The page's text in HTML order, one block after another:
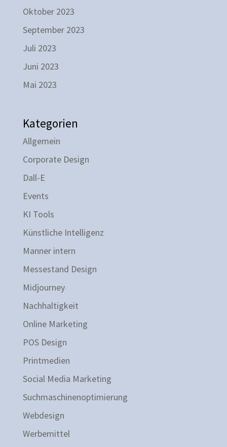
Oktober 2023
September 2023
Juli 2023
Juni 2023
Mai 2023
Kategorien
Allgemein
Corporate Design
Dall-E
Events
KI Tools
Künstliche Intelligenz
Manner intern
Messestand Design
Midjourney
Nachhaltigkeit
Online Marketing
POS Design
Printmedien
Social Media Marketing
Suchmaschinenoptimierung
Webdesign
Werbemittel